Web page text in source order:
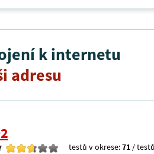
k internetu
adresu
testů v okrese:71 /